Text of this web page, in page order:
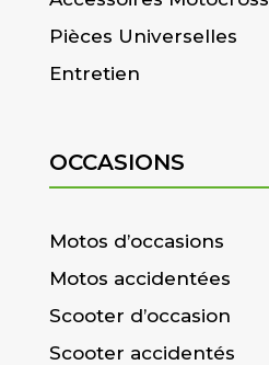
Pièces Universelles
Entretien
OCCASIONS
Motos d’occasions
Motos accidentées
Scooter d’occasion
Scooter accidentés